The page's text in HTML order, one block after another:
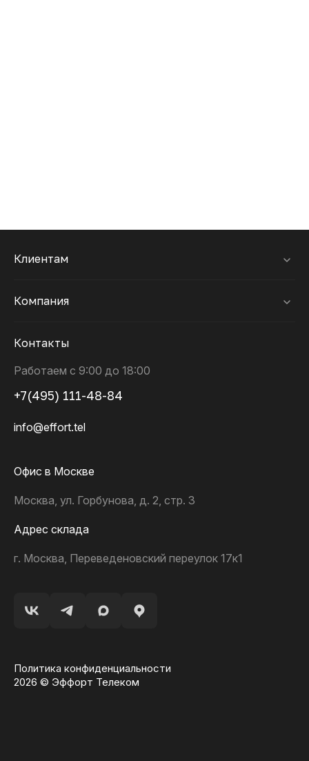
Клиентам
Компания
Контакты
Работаем с 9:00 до 18:00
+7(495) 111-48-84
info@effort.tel
Офис в Москве
Москва, ул. Горбунова, д. 2, стр. 3
Адрес склада
г. Москва, Переведеновский переулок 17к1
2026 © Эффорт Телеком
Политика конфиденциальности